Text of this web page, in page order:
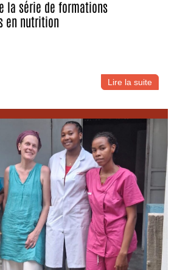
la série de formations
en nutrition
Lire la suite